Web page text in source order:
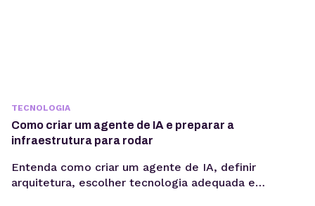
TECNOLOGIA
Como criar um agente de IA e preparar a
infraestrutura para rodar
Entenda como criar um agente de IA, definir
arquitetura, escolher tecnologia adequada e